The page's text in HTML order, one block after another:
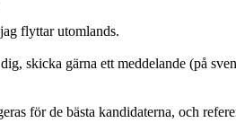
flyttar utomlands.
skicka gärna ett meddelande (på
för de bästa kandidaterna, och